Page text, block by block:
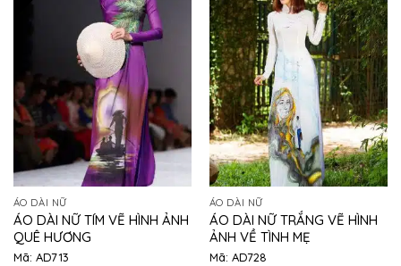
ÁO DÀI NỮ
ÁO DÀI NỮ TÍM VẼ HÌNH ẢNH
QUÊ HƯƠNG
Mã: AD713
ÁO DÀI NỮ
ÁO DÀI NỮ TRẮNG VẼ HÌNH
ẢNH VỀ TÌNH MẸ
Mã: AD728